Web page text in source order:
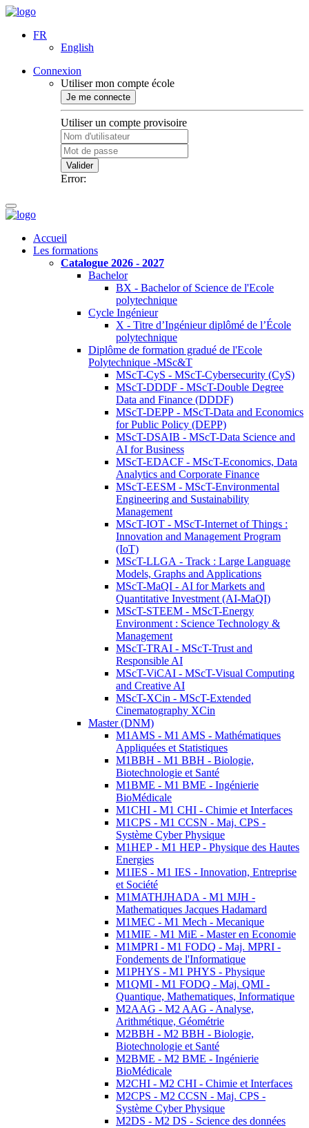
FR
English
Connexion
Utiliser mon compte école
Je me connecte
Utiliser un compte provisoire
Valider
Error:
Accueil
Les formations
Catalogue 2026 - 2027
Bachelor
BX - Bachelor of Science de l'Ecole
polytechnique
Cycle Ingénieur
X - Titre d’Ingénieur diplômé de l’École
polytechnique
Diplôme de formation gradué de l'Ecole
Polytechnique -MSc&T
MScT-CyS - MScT-Cybersecurity (CyS)
MScT-DDDF - MScT-Double Degree
Data and Finance (DDDF)
MScT-DEPP - MScT-Data and Economics
for Public Policy (DEPP)
MScT-DSAIB - MScT-Data Science and
AI for Business
MScT-EDACF - MScT-Economics, Data
Analytics and Corporate Finance
MScT-EESM - MScT-Environmental
Engineering and Sustainability
Management
MScT-IOT - MScT-Internet of Things :
Innovation and Management Program
(IoT)
MScT-LLGA - Track : Large Language
Models, Graphs and Applications
MScT-MaQI - AI for Markets and
Quantitative Investment (AI-MaQI)
MScT-STEEM - MScT-Energy
Environment : Science Technology &
Management
MScT-TRAI - MScT-Trust and
Responsible AI
MScT-ViCAI - MScT-Visual Computing
and Creative AI
MScT-XCin - MScT-Extended
Cinematography XCin
Master (DNM)
M1AMS - M1 AMS - Mathématiques
Appliquées et Statistiques
M1BBH - M1 BBH - Biologie,
Biotechnologie et Santé
M1BME - M1 BME - Ingénierie
BioMédicale
M1CHI - M1 CHI - Chimie et Interfaces
M1CPS - M1 CCSN - Maj. CPS -
Système Cyber Physique
M1HEP - M1 HEP - Physique des Hautes
Energies
M1IES - M1 IES - Innovation, Entreprise
et Société
M1MATHJHADA - M1 MJH -
Mathematiques Jacques Hadamard
M1MEC - M1 Mech - Mecanique
M1MIE - M1 MiE - Master en Economie
M1MPRI - M1 FODQ - Maj. MPRI -
Fondements de l'Informatique
M1PHYS - M1 PHYS - Physique
M1QMI - M1 FODQ - Maj. QMI -
Quantique, Mathematiques, Informatique
M2AAG - M2 AAG - Analyse,
Arithmétique, Géométrie
M2BBH - M2 BBH - Biologie,
Biotechnologie et Santé
M2BME - M2 BME - Ingénierie
BioMédicale
M2CHI - M2 CHI - Chimie et Interfaces
M2CPS - M2 CCSN - Maj. CPS -
Système Cyber Physique
M2DS - M2 DS - Science des données